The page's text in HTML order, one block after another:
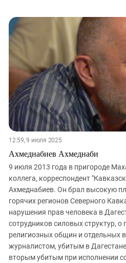
12:59, 9 июля 2025
Ахмеднабиев Ахмеднаби
9 июля 2013 года в пригороде
коллега, корреспондент
Ахмеднабиев. Он брал высокую
горячих регионов Северного
нарушения прав человека в
сотрудников силовых структур, о
религиозных общин и отдельных
журналистом, убитым в
вторым убитым при исполнении